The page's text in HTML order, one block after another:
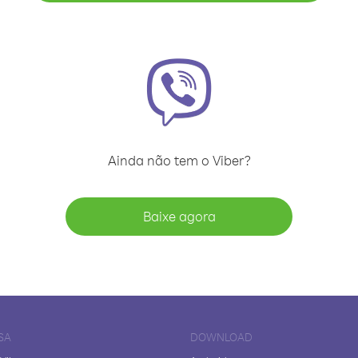
Ainda não tem o Viber?
Baixe agora
DOWNLOAD